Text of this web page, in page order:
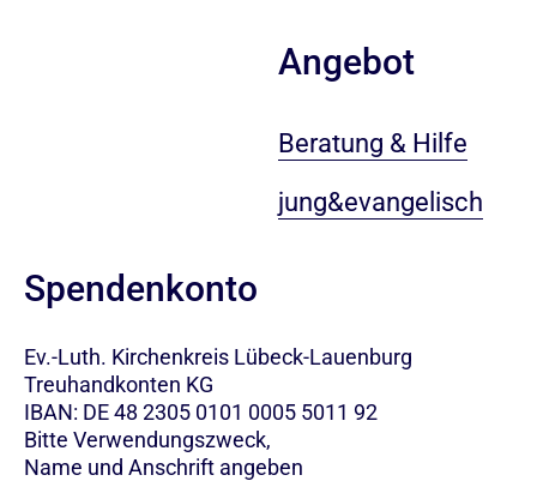
Angebot
Beratung & Hilfe
jung&evangelisch
Spendenkonto
Ev.-Luth. Kirchenkreis Lübeck-Lauenburg
Treuhandkonten KG
IBAN: DE 48 2305 0101 0005 5011 92
Bitte Verwendungszweck,
Name und Anschrift angeben